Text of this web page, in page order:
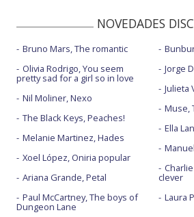
NOVEDADES
Bruno Mars, The romantic
Olivia Rodrigo, You seem
pretty sad for a girl so in love
Nil Moliner, Nexo
The Black Keys, Peaches!
Melanie Martinez, Hades
Xoel López, Oniria popular
Ariana Grande, Petal
Paul McCartney, The boys of
Dungeon Lane
Jorge
Julieta
Muse,
Ella
clever
Laura